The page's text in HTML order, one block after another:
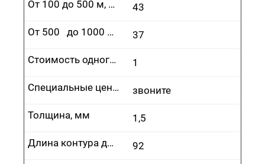
43
От 100 до 500 м, руб.
37
От 500 до 1000 м, руб.
1
Стоимость одного врезания, руб.
звоните
Специальные цены
1,5
Толщина, мм
92
Длина контура до 100 м, руб.